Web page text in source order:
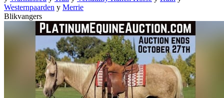
Westernpaarden y Merrie
Blikvangers